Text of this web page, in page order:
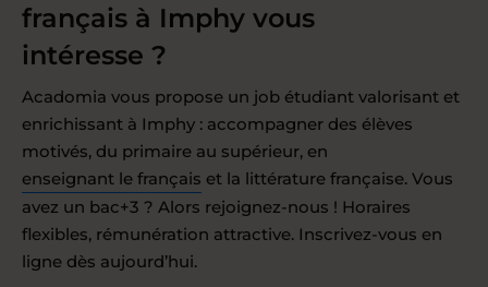
français à Imphy vous
intéresse ?
Acadomia vous propose un job étudiant valorisant et
enrichissant à Imphy : accompagner des élèves
motivés, du primaire au supérieur, en
enseignant le français et la littérature française. Vous
avez un bac+3 ? Alors rejoignez-nous ! Horaires
flexibles, rémunération attractive. Inscrivez-vous en
ligne dès aujourd’hui.